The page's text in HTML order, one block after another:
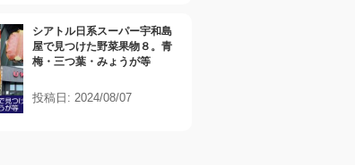
シアトル日系スーパー宇和島
屋で見つけた野菜果物８。青
梅・三つ葉・みょうが等
投稿日: 2024/08/07